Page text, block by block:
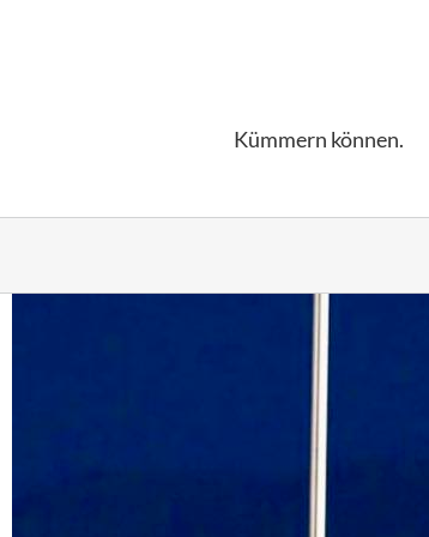
Kümmern können.